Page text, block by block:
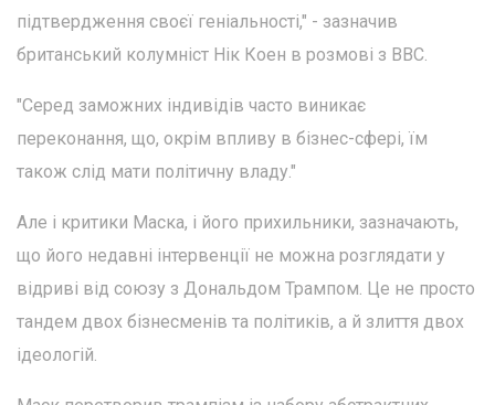
підтвердження своєї геніальності," - зазначив
британський колумніст Нік Коен в розмові з ВВС.
"Серед заможних індивідів часто виникає
переконання, що, окрім впливу в бізнес-сфері, їм
також слід мати політичну владу."
Але і критики Маска, і його прихильники, зазначають,
що його недавні інтервенції не можна розглядати у
відриві від союзу з Дональдом Трампом. Це не просто
тандем двох бізнесменів та політиків, а й злиття двох
ідеологій.